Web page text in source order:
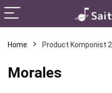
Home Product Komponist 2
Morales